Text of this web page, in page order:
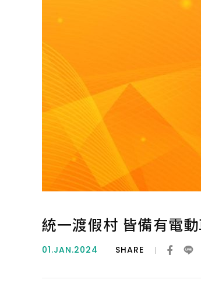
統一渡假村 皆備有電
01.JAN.2024 SHARE